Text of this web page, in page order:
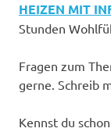
HEIZEN MIT
Stunden
Fragen zum
gerne. Schreib
Kennst du